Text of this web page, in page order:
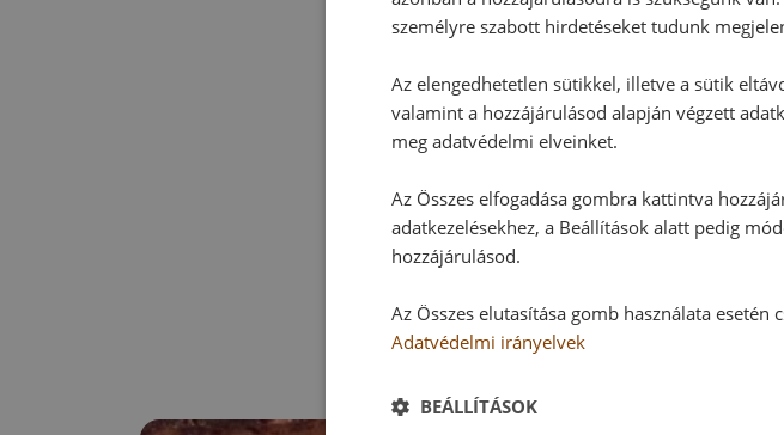
személyre szabott hirdetéseket tudunk
Az elengedhetetlen sütikkel, illetve a sütik
valamint a hozzájárulásod alapján végzett
meg adatvédelmi elveinket.
Az Összes elfogadása gombra kattintva
adatkezelésekhez, a Beállítások alatt pedig
hozzájárulásod.
Az Összes elutasítása gomb használata
Adatvédelmi irányelvek
BEÁLLÍTÁSOK